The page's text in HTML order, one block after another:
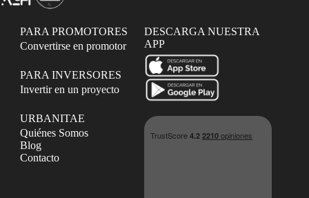
PARA PROMOTORES
Convertirse en promotor
PARA INVERSORES
Invertir en un proyecto
URBANITAE
Quiénes Somos
Blog
Contacto
DESCARGA NUESTRA
APP